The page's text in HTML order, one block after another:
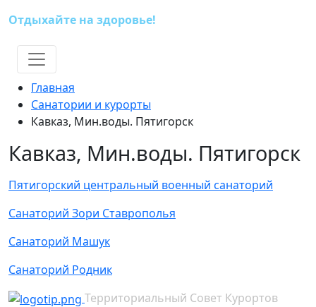
Отдыхайте на здоровье!
Главная
Санатории и курорты
Кавказ, Мин.воды. Пятигорск
Кавказ, Мин.воды. Пятигорск
Пятигорский центральный военный санаторий
Санаторий Зори Ставрополья
Санаторий Машук
Санаторий Родник
Территориальный Совет Курортов